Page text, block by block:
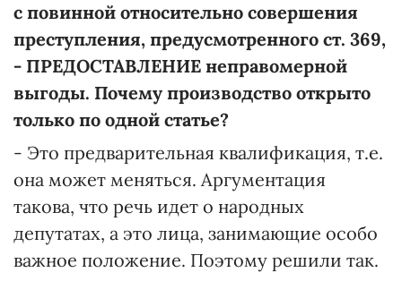
с повинной относительно совершения
преступления, предусмотренного ст. 369,
- ПРЕДОСТАВЛЕНИЕ неправомерной
выгоды. Почему производство открыто
только по одной статье?
- Это предварительная квалификация, т.е.
она может меняться. Аргументация
такова, что речь идет о народных
депутатах, а это лица, занимающие особо
важное положение. Поэтому решили так.